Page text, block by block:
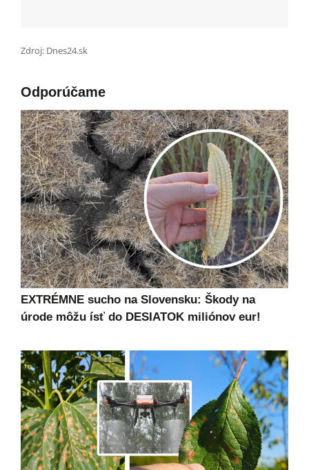
Zdroj: Dnes24.sk
Odporúčame
EXTRÉMNE sucho na Slovensku: Škody na
úrode môžu ísť do DESIATOK miliónov eur!